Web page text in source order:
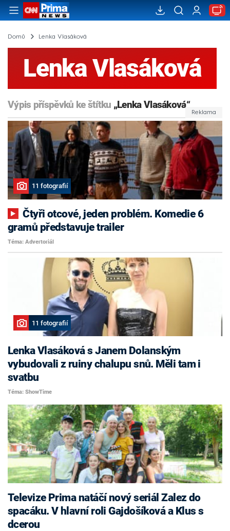
Domů Lenka Vlasáková
Lenka Vlasáková
Výpis příspěvků ke štítku „Lenka Vlasáková“
11 fotografií
Čtyři otcové, jeden problém. Komedie 6
gramů představuje trailer
Téma: Advertoriál
11 fotografií
Lenka Vlasáková s Janem Dolanským
vybudovali z ruiny chalupu snů. Měli tam i
svatbu
Téma: ShowTime
Televize Prima natáčí nový seriál Zalez do
spacáku. V hlavní roli Gajdošíková a Klus s
dcerou